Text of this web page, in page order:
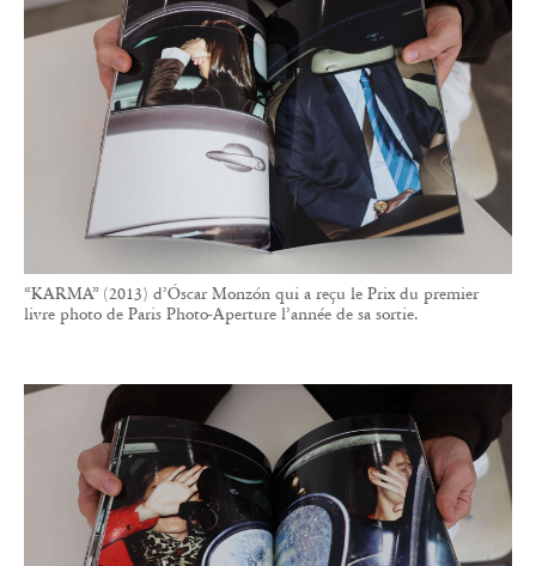
“KARMA” (2013) d’Óscar Monzón qui a reçu le Prix du premier
livre photo de Paris Photo-Aperture l’année de sa sortie.